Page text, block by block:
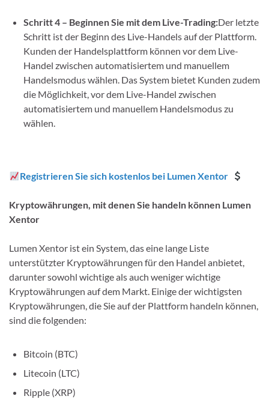
Schritt 4 – Beginnen Sie mit dem Live-Trading:Der letzte
Schritt ist der Beginn des Live-Handels auf der Plattform.
Kunden der Handelsplattform können vor dem Live-
Handel zwischen automatisiertem und manuellem
Handelsmodus wählen. Das System bietet Kunden zudem
die Möglichkeit, vor dem Live-Handel zwischen
automatisiertem und manuellem Handelsmodus zu
wählen.
Registrieren Sie sich kostenlos bei Lumen Xentor
Kryptowährungen, mit denen Sie handeln können Lumen
Xentor
Lumen Xentor ist ein System, das eine lange Liste
unterstützter Kryptowährungen für den Handel anbietet,
darunter sowohl wichtige als auch weniger wichtige
Kryptowährungen auf dem Markt. Einige der wichtigsten
Kryptowährungen, die Sie auf der Plattform handeln können,
sind die folgenden:
Bitcoin (BTC)
Litecoin (LTC)
Ripple (XRP)